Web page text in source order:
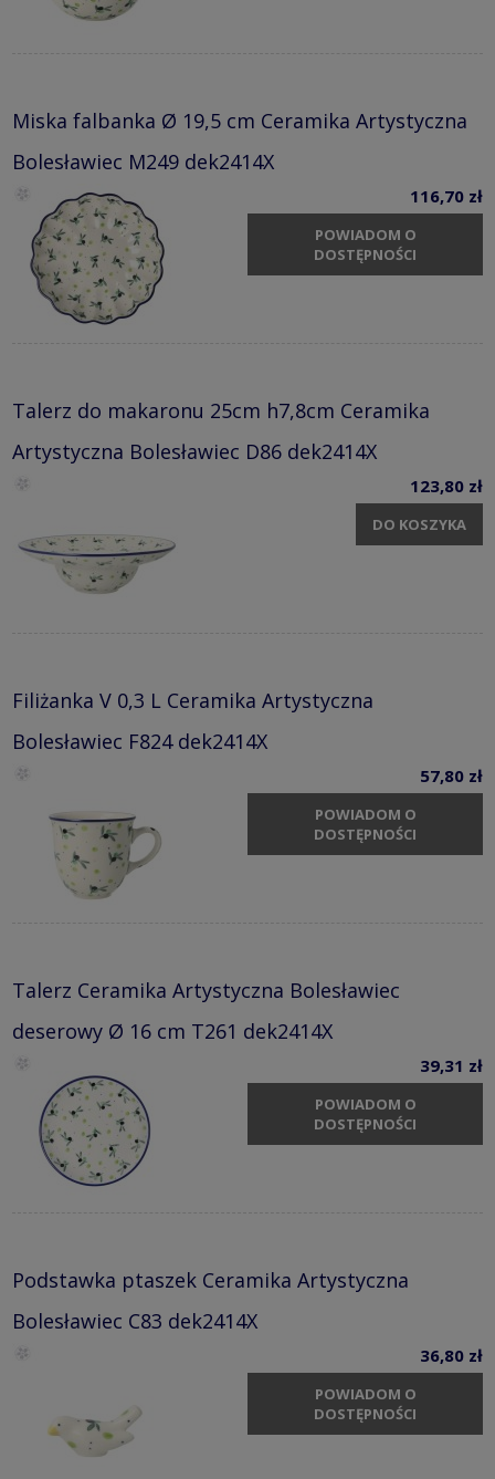
Miska falbanka Ø 19,5 cm Ceramika Artystyczna
Bolesławiec M249 dek2414X
116,70 zł
POWIADOM O
DOSTĘPNOŚCI
Talerz do makaronu 25cm h7,8cm Ceramika
Artystyczna Bolesławiec D86 dek2414X
123,80 zł
DO KOSZYKA
Filiżanka V 0,3 L Ceramika Artystyczna
Bolesławiec F824 dek2414X
57,80 zł
POWIADOM O
DOSTĘPNOŚCI
Talerz Ceramika Artystyczna Bolesławiec
deserowy Ø 16 cm T261 dek2414X
39,31 zł
POWIADOM O
DOSTĘPNOŚCI
Podstawka ptaszek Ceramika Artystyczna
Bolesławiec C83 dek2414X
36,80 zł
POWIADOM O
DOSTĘPNOŚCI